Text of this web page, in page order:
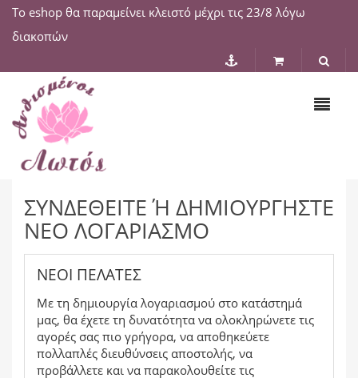
Το eshop θα παραμείνει κλειστό μέχρι τις 23/8 λόγω
διακοπών
ΣΥΝΔΕΘΕΊΤΕ Ή ΔΗΜΙΟΥΡΓΉΣΤΕ Ν
ΈΟ ΛΟΓΑΡΙΑΣΜΌ
ΝΈΟΙ ΠΕΛΆΤΕΣ
Με τη δημιουργία λογαριασμού στο κατάστημά
μας, θα έχετε τη δυνατότητα να ολοκληρώνετε τις
αγορές σας πιο γρήγορα, να αποθηκεύετε
πολλαπλές διευθύνσεις αποστολής, να
προβάλλετε και να παρακολουθείτε τις